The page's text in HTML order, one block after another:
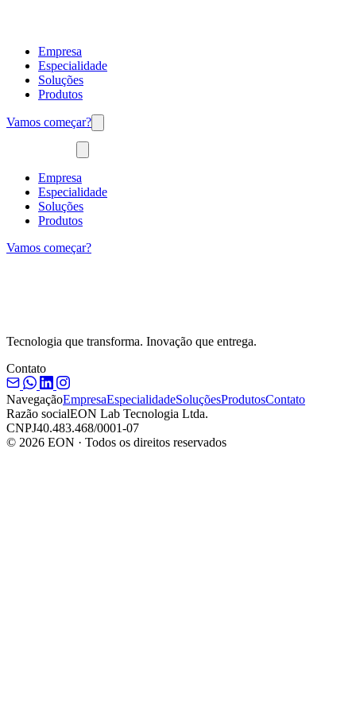
Empresa
Especialidade
Soluções
Produtos
Vamos começar?
Empresa
Especialidade
Soluções
Produtos
Vamos começar?
Tecnologia que transforma. Inovação que entrega.
Contato
NavegaçãoEmpresaEspecialidadeSoluçõesProdutosContato
Razão socialEON Lab Tecnologia Ltda.
CNPJ40.483.468/0001-07
© 2026 EON · Todos os direitos reservados